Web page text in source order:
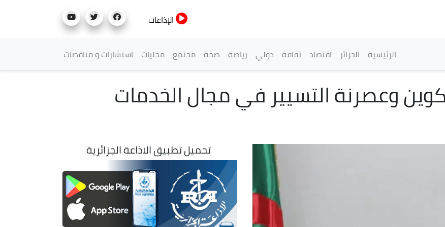
الإذاعات
القائمة الرئيسية
الرئيسية الجزائر اقتصاد ثقافة دولي رياضة صحة مجتمع محليات استشارات و مناقصات
وعصرنة التسيير في مجال الخدمات
تحميل تطبيق الاذاعة الجزائرية